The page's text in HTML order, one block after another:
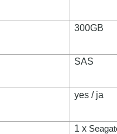
300GB
SAS
yes / ja
1 x